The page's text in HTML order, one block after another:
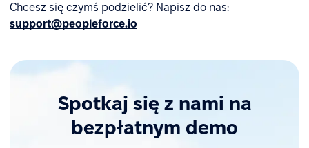
Chcesz się czymś podzielić? Napisz do nas:
support@peopleforce.io
Spotkaj się z nami na
bezpłatnym demo